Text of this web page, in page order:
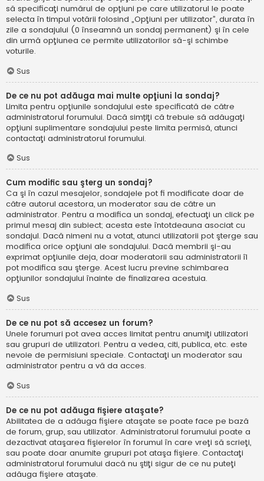
să specificaţi numărul de opţiuni pe care utilizatorul le poate
selecta în timpul votării folosind „Opţiuni per utilizator”, durata în
zile a sondajului (0 înseamnă un sondaj permanent) şi în cele
din urmă opţiunea ce permite utilizatorilor să-şi schimbe
voturile.
Sus
De ce nu pot adăuga mai multe opţiuni la sondaj?
Limita pentru opţiunile sondajului este specificată de către
administratorul forumului. Dacă simțiţi că trebuie să adăugaţi
opţiuni suplimentare sondajului peste limita permisă, atunci
contactaţi administratorul forumului.
Sus
Cum modific sau şterg un sondaj?
Ca şi în cazul mesajelor, sondajele pot fi modificate doar de
către autorul acestora, un moderator sau de către un
administrator. Pentru a modifica un sondaj, efectuaţi un click pe
primul mesaj din subiect; acesta este întotdeauna asociat cu
sondajul. Dacă nimeni nu a votat, atunci utilizatorii pot şterge sau
modifica orice opţiuni ale sondajului. Dacă membrii şi-au
exprimat opţiunile deja, doar moderatorii sau administratorii îl
pot modifica sau şterge. Acest lucru previne schimbarea
opţiunilor sondajului înainte de finalizarea acestuia.
Sus
De ce nu pot să accesez un forum?
Unele forumuri pot avea acces limitat pentru anumiţi utilizatori
sau grupuri de utilizatori. Pentru a vedea, citi, publica, etc. este
nevoie de permisiuni speciale. Contactaţi un moderator sau
administrator pentru a vă da acces.
Sus
De ce nu pot adăuga fişiere ataşate?
Abilitatea de a adăuga fişiere ataşate se poate face pe bază
de forum, grup, sau utilizator. Administratorul forumului poate a
dezactivat ataşarea fişierelor în forumul în care vreţi să scrieţi,
sau poate doar anumite grupuri pot ataşa fişiere. Contactaţi
administratorul forumului dacă nu ştiţi sigur de ce nu puteţi
adăuga fişiere ataşate.